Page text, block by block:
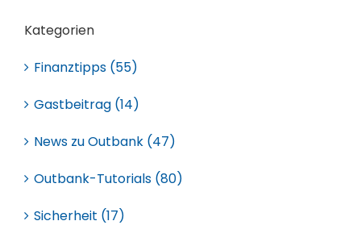
Kategorien
Finanztipps (55)
Gastbeitrag (14)
News zu Outbank (47)
Outbank-Tutorials (80)
Sicherheit (17)